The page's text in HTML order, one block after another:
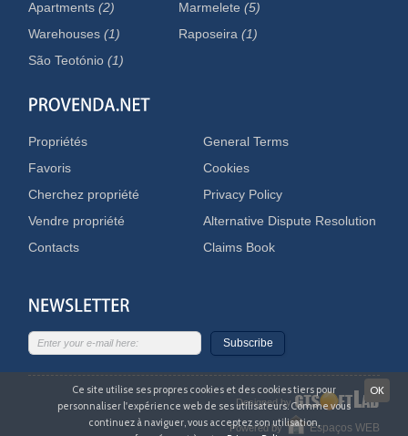
Apartments(2)
Warehouses(1)
Marmelete(5)
Raposeira(1)
São Teotónio(1)
Propriétés
Favoris
Cherchez propriété
Vendre propriété
Contacts
General Terms
Cookies
Privacy Policy
Alternative Dispute Resolution
Claims Book
Subscribe
Designed by
Powered by Espaços WEB
OK
Ce site utilise ses propres cookies et des cookies tiers pour
personnaliser l'expérience web de ses utilisateurs. Comme vous
continuez à naviguer, vous acceptez son utilisation,